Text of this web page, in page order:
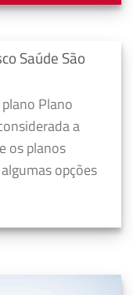
Saúde São
Plano
a
os planos
opções